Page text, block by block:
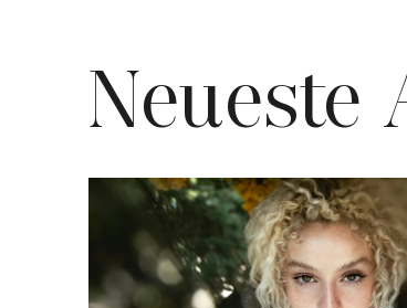
Neueste